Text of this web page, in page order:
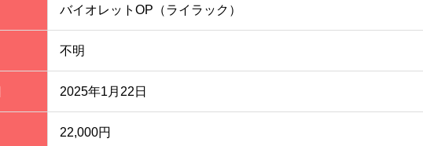
バイオレットOP（ライラック）
不明
2025年1月22日
22,000円